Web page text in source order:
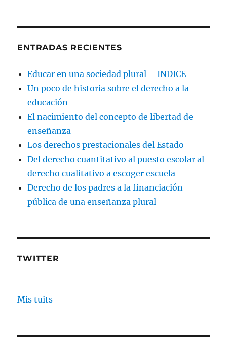
ENTRADAS RECIENTES
Educar en una sociedad plural – INDICE
Un poco de historia sobre el derecho a la
educación
El nacimiento del concepto de libertad de
enseñanza
Los derechos prestacionales del Estado
Del derecho cuantitativo al puesto escolar al
derecho cualitativo a escoger escuela
Derecho de los padres a la financiación
pública de una enseñanza plural
TWITTER
Mis tuits